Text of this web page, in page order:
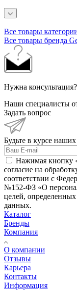
Все товары
Все товары бренда
Нужна консультация?
Наши специалисты
Задать вопрос
Будьте в курсе
Нажимая кнопку
согласие на
соответствии с
№152-ФЗ «О
целей,
данных.
Каталог
Бренды
Компания
О компании
Отзывы
Карьера
Контакты
Информация